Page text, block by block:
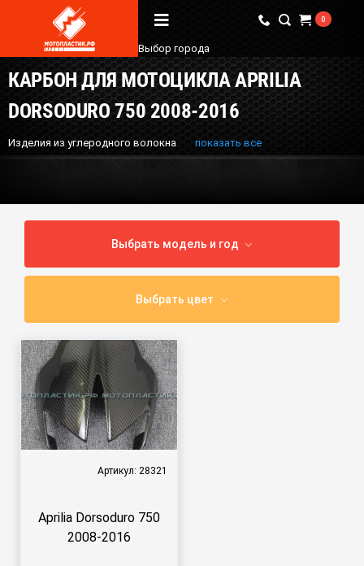
Вопрос / Ответ
Бренды
О Магазине
Мы в соцсетях
Наши контакты
+7 (910) 684-44-88
info@мотопластик.рф
Выбор города
0
КАРБОН ДЛЯ МОТОЦИКЛА APRILIA
DORSODURO 750 2008-2016
Изделия из углеродного волокна показать все
Выбрать модель и год
Выбрать цвет
Артикул: 28321
Aprilia Dorsoduro 750
2008-2016